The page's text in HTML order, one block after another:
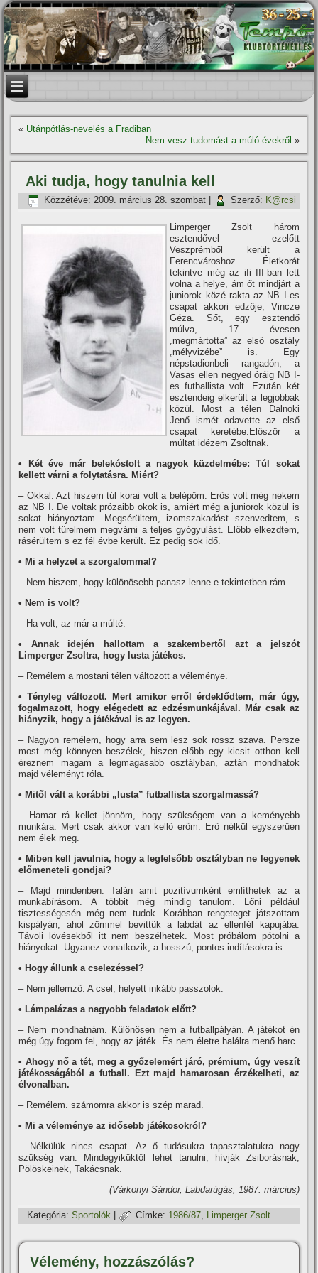
« Utánpótlás-nevelés a Fradiban
Nem vesz tudomást a múló évekről »
Aki tudja, hogy tanulnia kell
Közzétéve: 2009. március 28. szombat Szerző: K@rcsi
Limperger Zsolt három
esztendővel ezelőtt
Veszprémből került a
Ferencvároshoz. Életkorát
tekintve még az ifi III-ban lett
volna a helye, ám őt mindjárt a
juniorok közé rakta az NB I-es
csapat akkori edzője, Vincze
Géza. Sőt, egy esztendő
múlva, 17 évesen
„megmártotta” az első osztály
„mélyvizébe” is. Egy
népstadionbeli rangadón, a
Vasas ellen negyed óráig NB I-
es futballista volt. Ezután két
esztendeig elkerült a legjobbak
közül. Most a télen Dalnoki
Jenő ismét odavette az első
csapat keretébe.Először a
múltat idézem Zsoltnak.
• Két éve már belekóstolt a nagyok küzdelmébe: Túl sokat
kellett várni a folytatásra. Miért?
– Okkal. Azt hiszem túl korai volt a belépőm. Erős volt még nekem
az NB I. De voltak prózaibb okok is, amiért még a juniorok közül is
sokat hiányoztam. Megsérültem, izomszakadást szenvedtem, s
nem volt türelmem megvárni a teljes gyógyulást. Előbb elkezdtem,
rásérültem s ez fél évbe került. Ez pedig sok idő.
• Mi a helyzet a szorgalommal?
– Nem hiszem, hogy különösebb panasz lenne e tekintetben rám.
• Nem is volt?
– Ha volt, az már a múlté.
• Annak idején hallottam a szakembertől azt a jelszót
Limperger Zsoltra, hogy lusta játékos.
– Remélem a mostani télen változott a véleménye.
• Tényleg változott. Mert amikor erről érdeklődtem, már úgy,
fogalmazott, hogy elégedett az edzésmunkájával. Már csak az
hiányzik, hogy a játékával is az legyen.
– Nagyon remélem, hogy arra sem lesz sok rossz szava. Persze
most még könnyen beszélek, hiszen előbb egy kicsit otthon kell
éreznem magam a legmagasabb osztályban, aztán mondhatok
majd véleményt róla.
• Mitől vált a korábbi „lusta” futballista szorgalmassá?
– Hamar rá kellet jönnöm, hogy szükségem van a keményebb
munkára. Mert csak akkor van kellő erőm. Erő nélkül egyszerűen
nem élek meg.
• Miben kell javulnia, hogy a legfelsőbb osztályban ne legyenek
előmeneteli gondjai?
– Majd mindenben. Talán amit pozití­vumként emlí­thetek az a
munkabí­rásom. A többit még mindig tanulom. Lőni például
tisztességesén még nem tudok. Korábban rengeteget játszottam
kispályán, ahol zömmel bevittük a labdát az ellenfél kapujába.
Távoli lövésekből itt nem beszélhetek. Most próbálom pótolni a
hiányokat. Ugyanez vonatkozik, a hosszú, pontos indí­tásokra is.
• Hogy állunk a cselezéssel?
– Nem jellemző. A csel, helyett inkább passzolok.
• Lámpalázas a nagyobb feladatok előtt?
– Nem mondhatnám. Különösen nem a futballpályán. A játékot én
még úgy fogom fel, hogy az játék. És nem életre halálra menő harc.
• Ahogy nő a tét, meg a győzelemért járó, prémium, úgy veszí­t
játékosságából a futball. Ezt majd hamarosan érzékelheti, az
élvonalban.
– Remélem. számomra akkor is szép marad.
• Mi a véleménye az idősebb játékosokról?
– Nélkülük nincs csapat. Az ő tudásukra tapasztalatukra nagy
szükség van. Mindegyiküktől lehet tanulni, hí­vják Zsiborásnak,
Pölöskeinek, Takácsnak.
(Várkonyi Sándor, Labdarúgás, 1987. március)
Kategória: Sportolók | Címke: 1986/87, Limperger Zsolt
Vélemény, hozzászólás?